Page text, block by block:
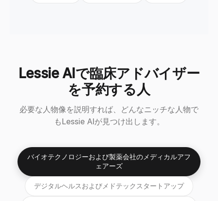
Lessie AIで臨床アドバイザー
を予約する人
必要な人物像を説明すれば、どんなニッチな人物で
もLessie AIが見つけ出します。
バイオテクノロジーおよび製薬会社のメディカルアフ
ェアーズ
デジタルヘルスおよびメドテックスタートアップ